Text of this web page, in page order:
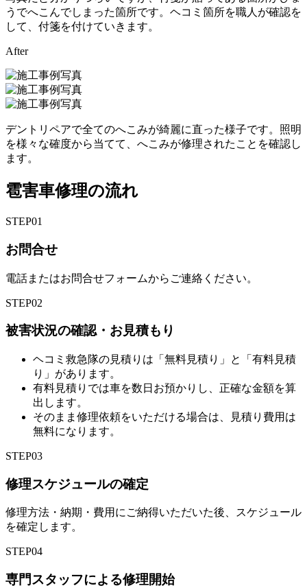
うでへこんでしまった箇所です。ヘコミ箇所を職人が確認を
して、付箋を付けていきます。
After
デントリペアで全てのへこみが綺麗に直った様子です。照明
を様々な確度から当てて、へこみが修理されたことを確認し
ます。
雹害車修理の流れ
STEP01
お問合せ
電話またはお問合せフォームからご連絡ください。
STEP02
被害状況の確認・お見積もり
ヘコミ救急隊の見積りは「無料見積り」と「有料見積
り」があります。
有料見積りでは車を数日お預かりし、正確な金額を算
出します。
そのまま修理依頼をいただける場合は、見積り費用は
無料になります。
STEP03
修理スケジュールの確定
修理方法・納期・費用にご納得いただいた後、スケジュール
を確定します。
STEP04
専門スタッフによる修理開始